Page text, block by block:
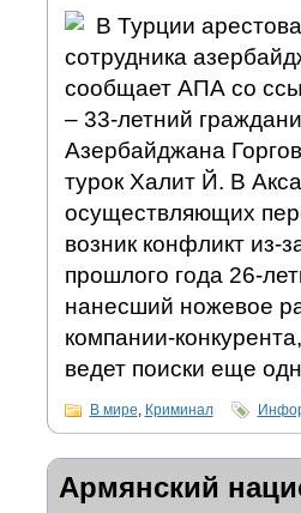
В Турции
сотрудника
сообщает АПА со
– 33-летний
Азербайджана
турок Халит Й. В
осуществляющих
возник конфликт из-
прошлого года 26-
нанесший ножевое
компании-
ведет поиски еще
В мире, Криминал
Армянский